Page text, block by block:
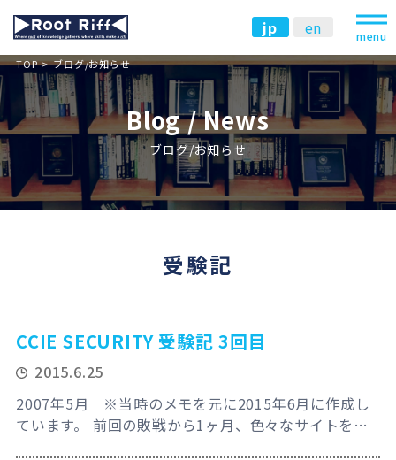
jp en menu
TOP ブログ/お知らせ
Blog / News
ブログ/お知らせ
受験記
CCIE SECURITY 受験記 3回目
2015.6.25
2007年5月 ※当時のメモを元に2015年6月に作成し
ています。 前回の敗戦から1ヶ月、色々なサイトを巡